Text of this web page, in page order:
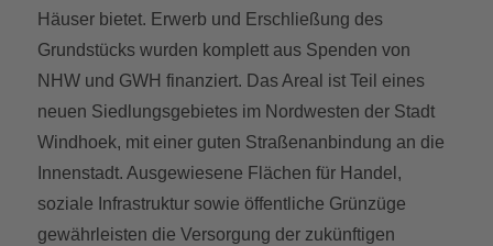
Häuser bietet. Erwerb und Erschließung des
Grundstücks wurden komplett aus Spenden von
NHW und GWH finanziert. Das Areal ist Teil eines
neuen Siedlungsgebietes im Nordwesten der Stadt
Windhoek, mit einer guten Straßenanbindung an die
Innenstadt. Ausgewiesene Flächen für Handel,
soziale Infrastruktur sowie öffentliche Grünzüge
gewährleisten die Versorgung der zukünftigen